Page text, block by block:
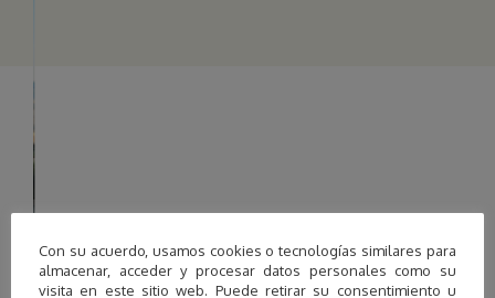
Con su acuerdo, usamos cookies o tecnologías similares para
almacenar, acceder y procesar datos personales como su
visita en este sitio web. Puede retirar su consentimiento u